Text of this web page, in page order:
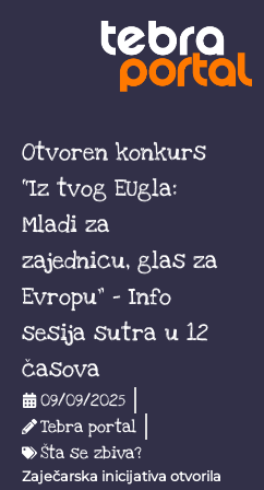
Otvoren konkurs
“Iz tvog EUgla:
Mladi za
zajednicu, glas za
Evropu” – Info
sesija sutra u 12
časova
09/09/2025
Tebra portal
Šta se zbiva?
Zaječarska inicijativa otvorila